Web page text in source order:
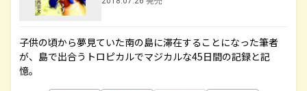
子供の頃から夢見ていた南の島に滞在することになった筆者
が、島で出合うトロピカルでマジカルな45日間の記録と記
憶。